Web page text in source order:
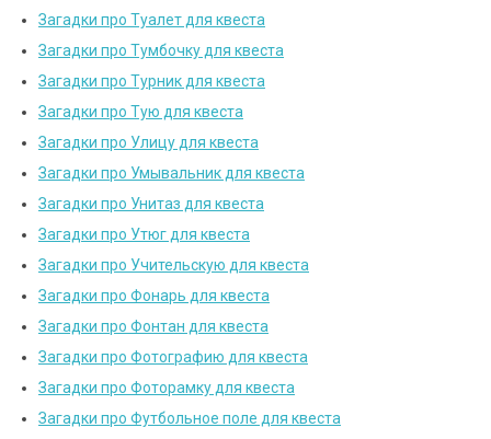
Загадки про Туалет для квеста
Загадки про Тумбочку для квеста
Загадки про Турник для квеста
Загадки про Тую для квеста
Загадки про Улицу для квеста
Загадки про Умывальник для квеста
Загадки про Унитаз для квеста
Загадки про Утюг для квеста
Загадки про Учительскую для квеста
Загадки про Фонарь для квеста
Загадки про Фонтан для квеста
Загадки про Фотографию для квеста
Загадки про Фоторамку для квеста
Загадки про Футбольное поле для квеста